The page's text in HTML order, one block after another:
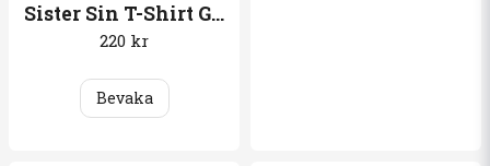
Sister Sin T-Shirt God forgives, I don´t
220 kr
Bevaka